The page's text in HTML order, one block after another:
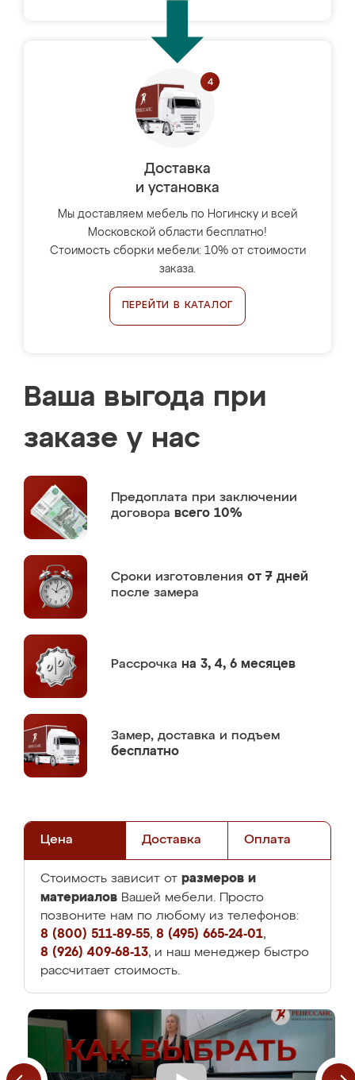
Доставка
и установка
Мы доставляем мебель по Ногинску и всей
Московской области бесплатно!
Стоимость сборки мебели: 10% от стоимости
заказа.
ПЕРЕЙТИ В КАТАЛОГ
Ваша выгода при
заказе у нас
Предоплата при заключении
договора всего 10%
Сроки изготовления от 7 дней
после замера
Рассрочка на 3, 4, 6 месяцев
Замер, доставка и подъем
бесплатно
Цена Доставка Оплата
Стоимость зависит от размеров и
материалов Вашей мебели. Просто
позвоните нам по любому из телефонов:
8 (800) 511-89-55, 8 (495) 665-24-01,
8 (926) 409-68-13, и наш менеджер быстро
рассчитает стоимость.